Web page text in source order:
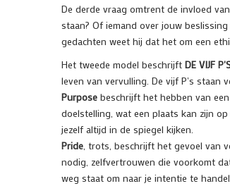
De derde vraag omtrent de invloed
staan? Of iemand over jouw
gedachten weet hij dat het om een
Het tweede model beschrijft DE VIJF
leven van vervulling. De vijf P's staan
Purpose beschrijft het hebben van
doelstelling, wat een plaats kan zijn
jezelf altijd in de spiegel kijken.
Pride , trots, beschrijft het gevoel van
nodig, zelfvertrouwen die voorkomt
weg staat om naar je intentie te